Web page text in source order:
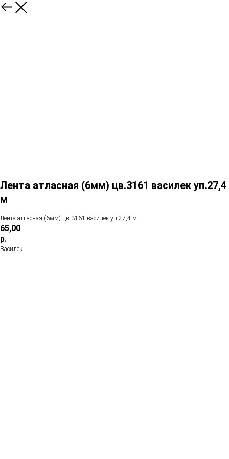
Лента атласная (6мм) цв.3161 василек уп.27,4
м
Лента атласная (6мм) цв.3161 василек уп.27,4 м
65,00
р.
Василек